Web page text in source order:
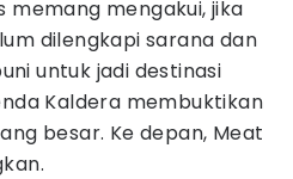
memang mengakui, jika
dilengkapi sarana dan
untuk jadi destinasi
Kaldera membuktikan
besar. Ke depan, Meat